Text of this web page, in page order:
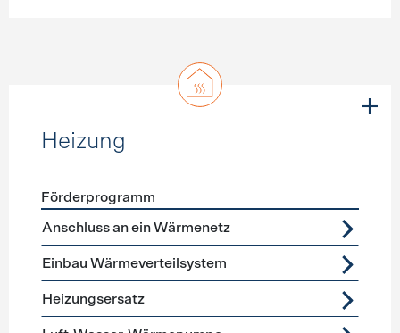
Heizung
Förderprogramme Heizung
Förderprogramm
Anschluss an ein Wärmenetz
Einbau Wärmeverteilsystem
Heizungsersatz